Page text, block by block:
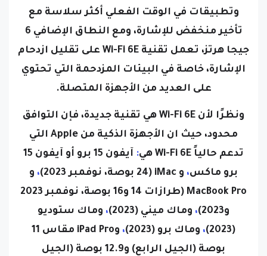
تأخير منخفض للإشارة،
ومع النطاق الإضافي 6
جيجا هرتز، تعمل تقنية Wi-Fi 6E على تقليل ازدحام
الإشارة، خاصة في البيئات المزدحمة التي تحتوي
على العديد من الأجهزة المتصلة.
ونظرًا لأن Wi-Fi 6E هي تقنية جديدة، فإن التوافق
محدود، حيث ان الأجهزة الذكية من Apple التي
تدعم حالياً Wi-Fi 6E هي
:
آيفون 15 برو أو آيفون 15
برو ماكس،و iMac (24 بوصة، نوفمبر 2023) ، و
MacBook Pro (طرازات 14 و16 بوصة، نوفمبر 2023
و2023)
، وماك ميني (2023) ، وماك ستوديو
، وماك برو (2023) ،
وiPad Pro مقاس 11
بوصة (الجيل الرابع) و12.9 بوصة (الجيل
السادس).